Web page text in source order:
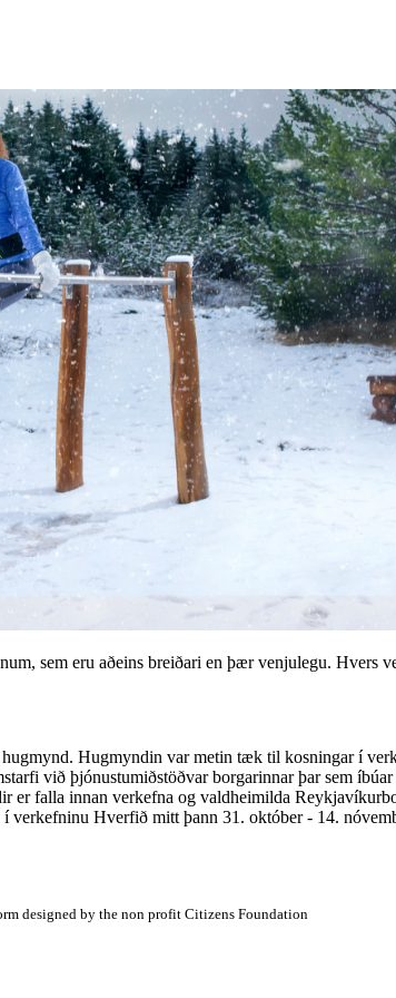
sem eru aðeins breiðari en þær venjulegu. Hvers
Hugmyndin var metin tæk til kosningar í
við þjónustumiðstöðvar borgarinnar þar sem
falla innan verkefna og valdheimilda
Hverfið mitt þann 31. október - 14.
designed by the non profit Citizens Foundation